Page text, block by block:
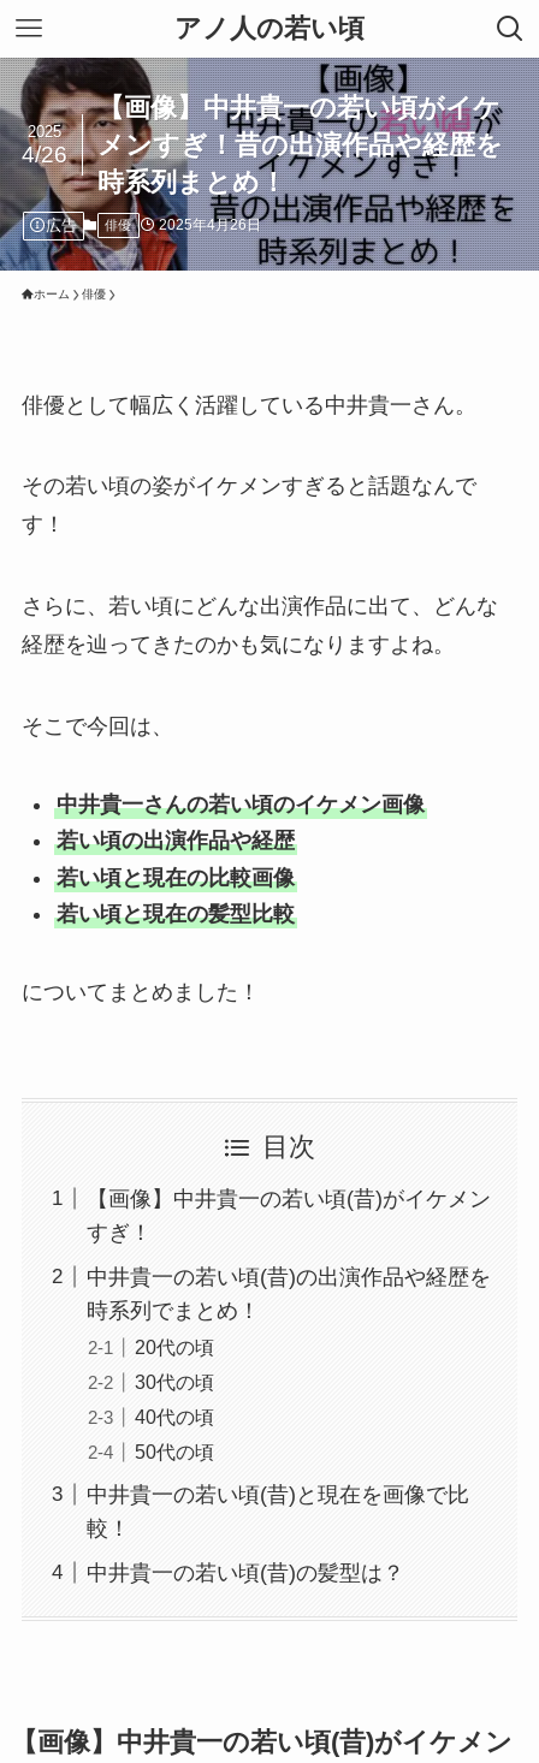
アノ人の若い頃
【画像】中井貴一の若い頃がイケ
メンすぎ！昔の出演作品や経歴を
時系列まとめ！
2025
4/26
広告 俳優 2025年4月26日
ホーム 俳優
俳優として幅広く活躍している中井貴一さん。
その若い頃の姿がイケメンすぎると話題なんで
す！
さらに、若い頃にどんな出演作品に出て、どんな
経歴を辿ってきたのかも気になりますよね。
そこで今回は、
中井貴一さんの若い頃のイケメン画像
若い頃の出演作品や経歴
若い頃と現在の比較画像
若い頃と現在の髪型比較
についてまとめました！
目次
【画像】中井貴一の若い頃(昔)がイケメン
すぎ！
中井貴一の若い頃(昔)の出演作品や経歴を
時系列でまとめ！
20代の頃
30代の頃
40代の頃
50代の頃
中井貴一の若い頃(昔)と現在を画像で比
較！
中井貴一の若い頃(昔)の髪型は？
【画像】中井貴一の若い頃(昔)がイケメン